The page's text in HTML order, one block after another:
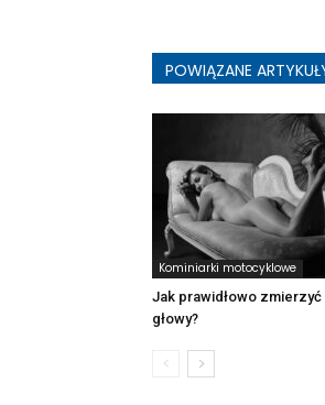
POWIĄZANE
Kominiarki motocyklowe
Jak prawidłowo zmierzyć
głowy?